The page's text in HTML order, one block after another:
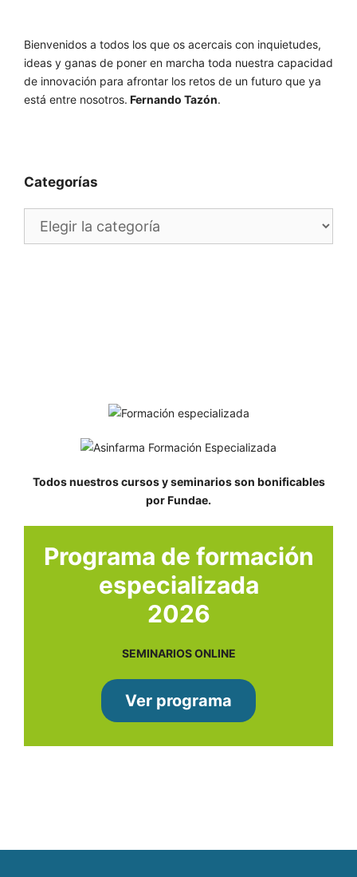
Bienvenidos a todos los que os acercais con inquietudes,
ideas y ganas de poner en marcha toda nuestra capacidad
de innovación para afrontar los retos de un futuro que ya
está entre nosotros. Fernando Tazón.
Categorías
Todos nuestros cursos y seminarios son bonificables
por Fundae.
Programa de formación
especializada
2026
SEMINARIOS ONLINE
Ver programa